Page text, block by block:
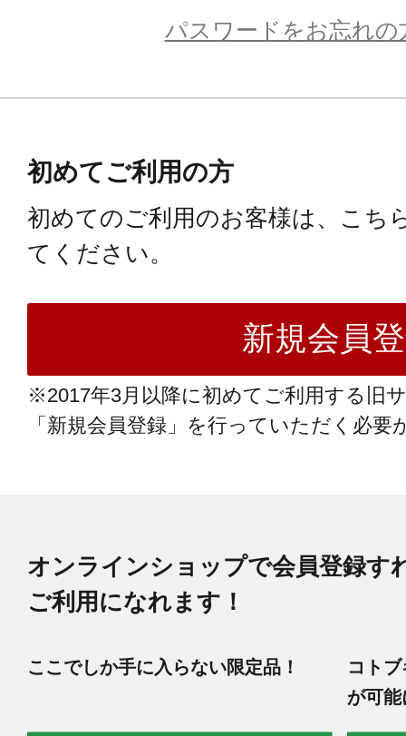
パスワードをお忘れの
初めてご利用の方
初めてのご利用のお客様は、こち
てください。
※2017年3月以降に初めてご利用する旧
「新規会員登録」を行っていただく必要
オンラインショップで会員登録す
ご利用になれます！
ここでしか手に入らない限定品！
コト
が可能